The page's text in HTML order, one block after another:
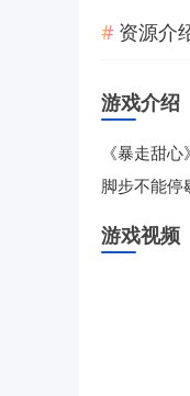
资源介
游戏介绍
《暴走甜
脚步不能停
游戏视频